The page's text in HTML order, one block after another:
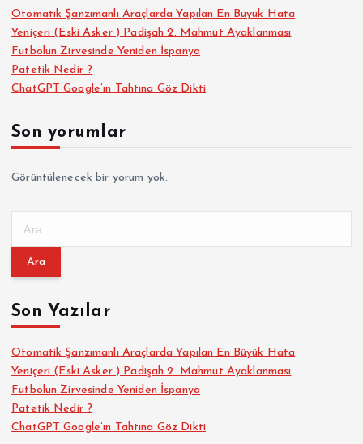
Otomatik Şanzımanlı Araçlarda Yapılan En Büyük Hata
Yeniçeri (Eski Asker ) Padişah 2. Mahmut Ayaklanması
Futbolun Zirvesinde Yeniden İspanya
Patetik Nedir ?
ChatGPT Google’ın Tahtına Göz Dikti
Son yorumlar
Görüntülenecek bir yorum yok.
m
:Son Yazılar
Otomatik Şanzımanlı Araçlarda Yapılan En Büyük Hata
Yeniçeri (Eski Asker ) Padişah 2. Mahmut Ayaklanması
Futbolun Zirvesinde Yeniden İspanya
Patetik Nedir ?
ChatGPT Google’ın Tahtına Göz Dikti